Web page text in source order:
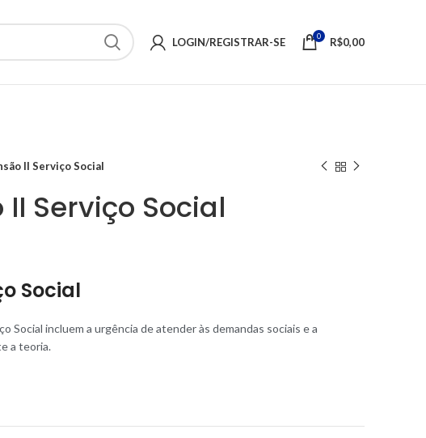
LOGIN/REGISTRAR-SE 0 R$0,00
II Serviço Social
Serviço Social
Social
Social incluem a urgência de atender às demandas sociais e a
a teoria.